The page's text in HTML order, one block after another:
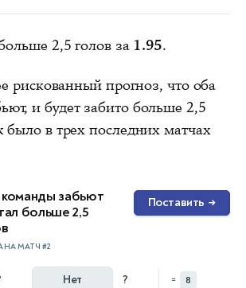
2,5 голов за 1.95.
рискованный прогноз, что оба
и будет забито больше 2,5
было в трех последних матчах
забьют
больше 2,5
НА МАТЧ #2
Поставить →
Нет ? = 8